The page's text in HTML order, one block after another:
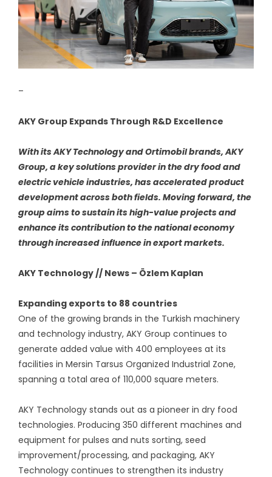
–
AKY Group Expands Through R&D Excellence
With its AKY Technology and Ortimobil brands, AKY
Group, a key solutions provider in the dry food and
electric vehicle industries, has accelerated product
development across both fields. Moving forward, the
group aims to sustain its high-value projects and
enhance its contribution to the national economy
through increased influence in export markets.
AKY Technology // News – Özlem Kaplan
Expanding exports to 88 countries
One of the growing brands in the Turkish machinery
and technology industry, AKY Group continues to
generate added value with 400 employees at its
facilities in Mersin Tarsus Organized Industrial Zone,
spanning a total area of 110,000 square meters.
AKY Technology stands out as a pioneer in dry food
technologies. Producing 350 different machines and
equipment for pulses and nuts sorting, seed
improvement/processing, and packaging, AKY
Technology continues to strengthen its industry